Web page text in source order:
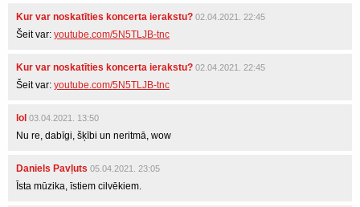
Kur var noskatīties koncerta ierakstu? 02.04.2021. 22:45
Šeit var: youtube.com/5N5TLJB-tnc
Kur var noskatīties koncerta ierakstu? 02.04.2021. 22:45
Šeit var: youtube.com/5N5TLJB-tnc
lol 03.04.2021. 13:50
Nu re, dabīgi, šķībi un neritmā, wow
Daniels Pavļuts 05.04.2021. 23:05
Īsta mūzika, īstiem cilvēkiem.